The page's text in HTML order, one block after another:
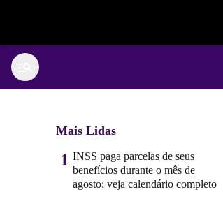
Mais Lidas
1 INSS paga parcelas de seus
benefícios durante o mês de
agosto; veja calendário completo